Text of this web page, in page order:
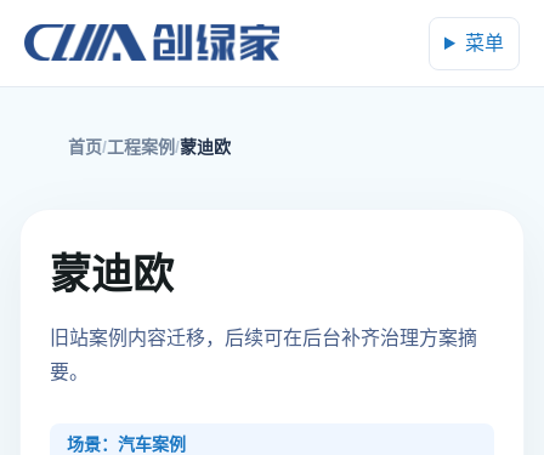
菜单
首页 工程案例 蒙迪欧
蒙迪欧
旧站案例内容迁移，后续可在后台补齐治理方案摘
要。
场景：汽车案例